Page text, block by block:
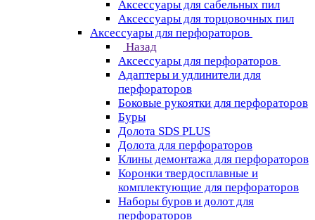
Аксессуары для сабельных пил
Аксессуары для торцовочных пил
Аксессуары для перфораторов
Назад
Аксессуары для перфораторов
Адаптеры и удлинители для
перфораторов
Боковые рукоятки для перфораторов
Буры
Долота SDS PLUS
Долота для перфораторов
Клины демонтажа для перфораторов
Коронки твердосплавные и
комплектующие для перфораторов
Наборы буров и долот для
перфораторов